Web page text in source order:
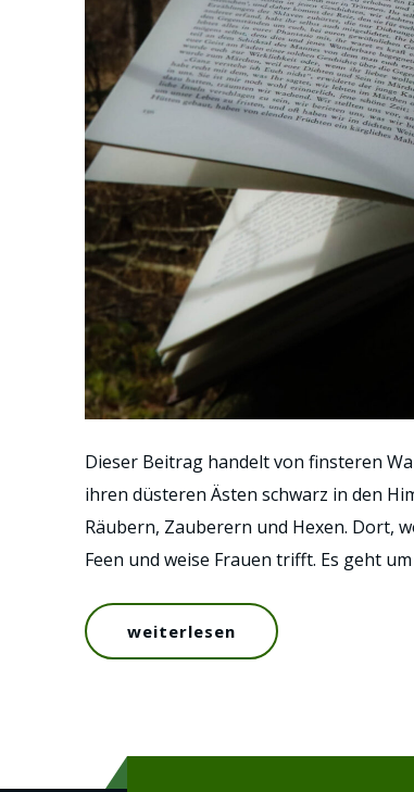
Dieser Beitrag handelt von finsteren
ihren düsteren Ästen schwarz in den
Räubern, Zauberern und Hexen. Dort,
Feen und weise Frauen trifft. Es geht
weiterlesen